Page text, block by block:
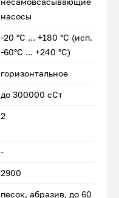
насосы
-20 °С ... +180 °С (исп.
-60°С ... +240 °С)
горизонтальное
до 300000 сСт
2
-
2900
песок, абразив, до 60